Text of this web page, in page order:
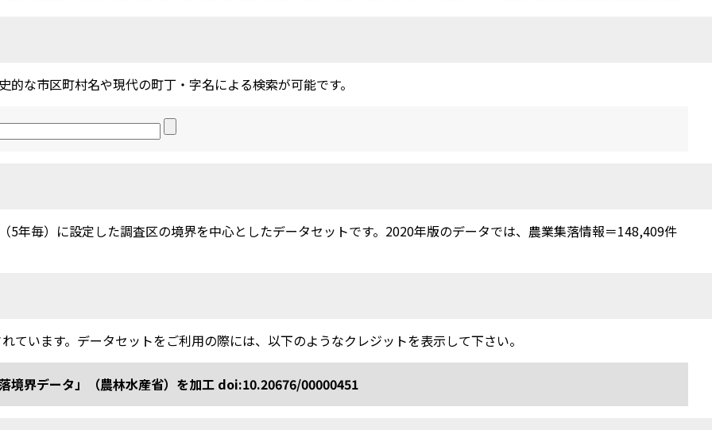
的な市区町村名や現代の町丁・字名による検索が可能です。
5年毎）に設定した調査区の境界を中心としたデータセットです。2020年版のデータでは、農業集落情報＝148,409件
ています。データセットをご利用の際には、以下のようなクレジットを表示して下さい。
境界データ」（農林水産省）を加工 doi:10.20676/00000451